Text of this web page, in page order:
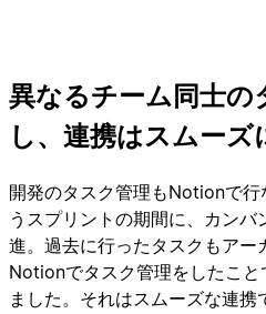
異なるチーム同士の
し、連携はスムーズ
開発のタスク管理もNotionで
うスプリントの期間に、カン
進。過去に行ったタスクもアー
Notionでタスク管理をしたこ
ました。それはスムーズな連